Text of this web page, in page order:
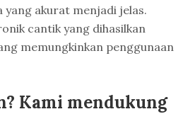
akurat menjadi jelas.
cantik yang dihasilkan
memungkinkan penggunaan
Kami mendukung